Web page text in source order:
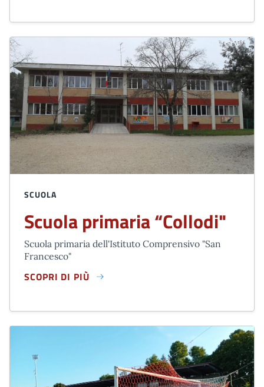
SCUOLA
Scuola primaria “Collodi"
Scuola primaria dell'Istituto Comprensivo "San
Francesco"
SCOPRI DI PIÙ
SCUOLA PRIMARIA “COLLODI"